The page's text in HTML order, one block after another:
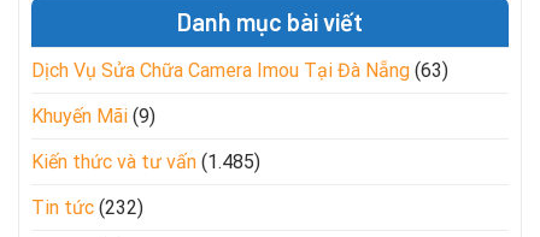
Danh mục bài viết
Dịch Vụ Sửa Chữa Camera Imou Tại Đà Nẵng (63)
Khuyến Mãi (9)
Kiến thức và tư vấn (1.485)
Tin tức (232)